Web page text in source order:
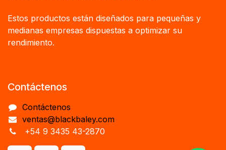
Estos productos están diseñados para pequeñas y
medianas empresas dispuestas a optimizar su
rendimiento.
Contáctenos
Contáctenos
ventas@blackbaley.com
+54 9 3435 43-2870